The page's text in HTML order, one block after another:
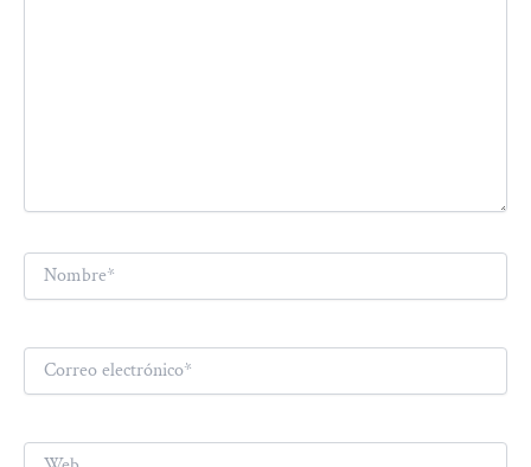
Nombre*
Correo
electrónico*
Web